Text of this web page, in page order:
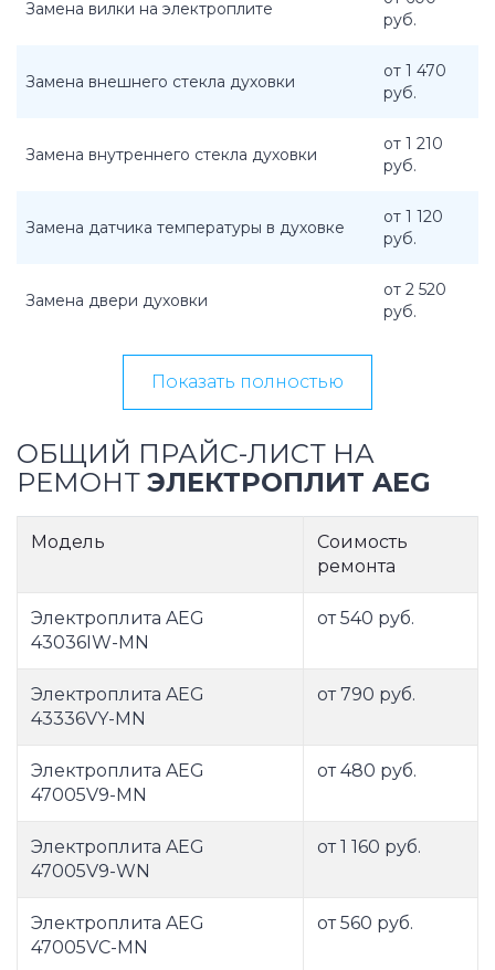
Замена вилки на электроплите
руб.
Замена внешнего стекла духовки
от 1 470
руб.
Замена внутреннего стекла духовки
от 1 210
руб.
Замена датчика температуры в духовке
от 1 120
руб.
Замена двери духовки
от 2 520
руб.
Показать полностью
ОБЩИЙ ПРАЙС-ЛИСТ НА
РЕМОНТ ЭЛЕКТРОПЛИТ AEG
Модель
Соимость
ремонта
Электроплита AEG
43036IW-MN
от 540 руб.
Электроплита AEG
43336VY-MN
от 790 руб.
Электроплита AEG
47005V9-MN
от 480 руб.
Электроплита AEG
47005V9-WN
от 1 160 руб.
Электроплита AEG
47005VC-MN
от 560 руб.